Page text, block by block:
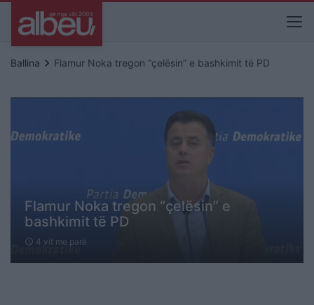
Ballina keyboard_arrow_right Flamur Noka tregon “çelësin” e bashkimit të PD
Flamur Noka tregon “çelësin” e
bashkimit të PD
schedule 4 vit me parë